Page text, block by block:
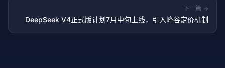
下一篇 →
DeepSeek V4正式版计划7月中旬上线，引入峰谷定价机制